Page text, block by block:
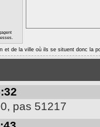
et de la ville où ils se situent donc la
pas 51217